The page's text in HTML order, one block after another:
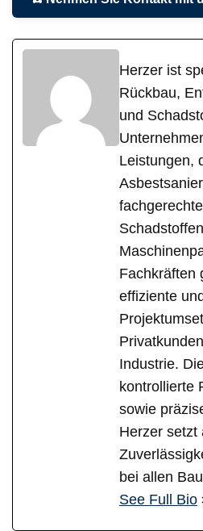
Herzer ist
Rückbau,
und
Leistungen,
Fachkräften
effiziente
Industrie.
kontrollierte
sowie
Herzer setzt
bei allen
See Full Bio